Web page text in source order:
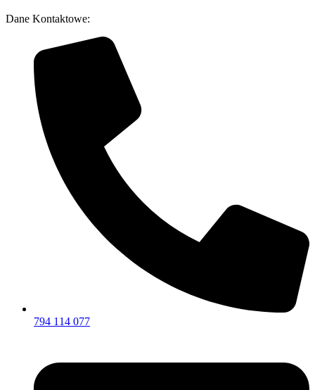
Dane Kontaktowe:
794 114 077